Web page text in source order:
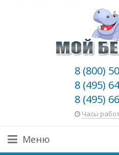
8 (800)
8 (495)
8 (495)
Часы
Меню